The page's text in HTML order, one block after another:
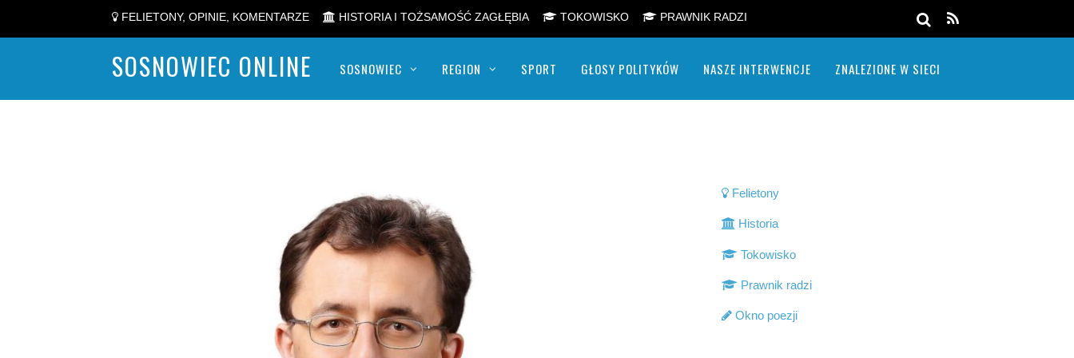
FELIETONY, OPINIE, KOMENTARZE HISTORIA I TOŻSAMOŚĆ ZAGŁĘBIA TOKOWISKO PRAWNIK RADZI
SOSNOWIEC ONLINE SOSNOWIEC REGION SPORT GŁOSY POLITYKÓW NASZE INTERWENCJE ZNALEZIONE W SIECI
Felietony
Historia
Tokowisko
Prawnik radzi
Okno poezji